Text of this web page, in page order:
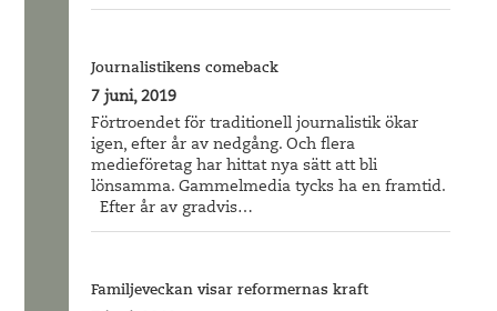
Journalistikens comeback
7 juni, 2019
Förtroendet för traditionell journalistik ökar
igen, efter år av nedgång. Och flera
medieföretag har hittat nya sätt att bli
lönsamma. Gammelmedia tycks ha en framtid.
Efter år av gradvis…
Familjeveckan visar reformernas kraft